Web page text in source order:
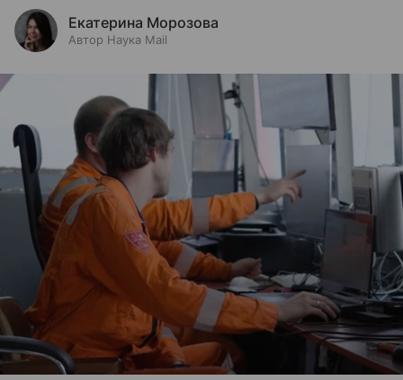
Екатерина Морозова
Автор Наука Mail